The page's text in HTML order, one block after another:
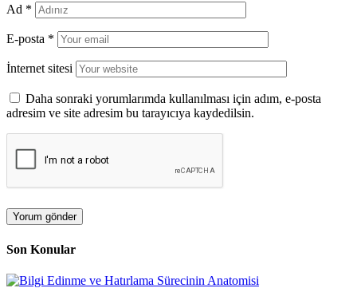
Ad *
E-posta *
İnternet sitesi
Daha sonraki yorumlarımda kullanılması için adım, e-posta
adresim ve site adresim bu tarayıcıya kaydedilsin.
Son Konular